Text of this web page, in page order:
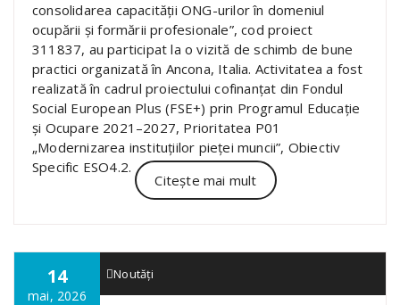
consolidarea capacității ONG-urilor în domeniul
ocupării și formării profesionale”, cod proiect
311837, au participat la o vizită de schimb de bune
practici organizată în Ancona, Italia. Activitatea a fost
realizată în cadrul proiectului cofinanțat din Fondul
Social European Plus (FSE+) prin Programul Educație
și Ocupare 2021–2027, Prioritatea P01
„Modernizarea instituțiilor pieței muncii”, Obiectiv
Specific ESO4.2.
Citește mai mult
14
mai, 2026
admin01 Noutăți